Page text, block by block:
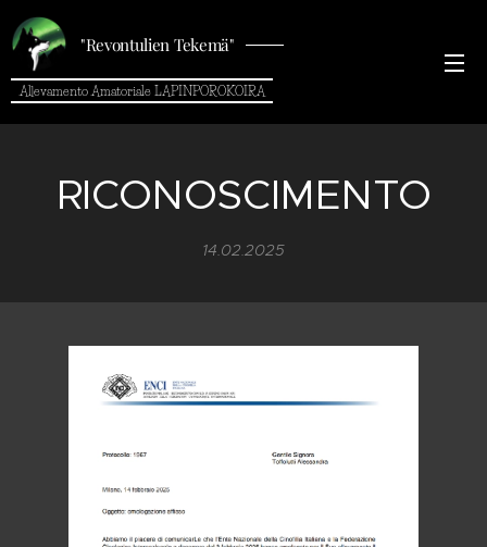
"Revontulien Tekemä"
Allevamento Amatoriale LAPINPOROKOIRA
RICONOSCIMENTO
14.02.2025